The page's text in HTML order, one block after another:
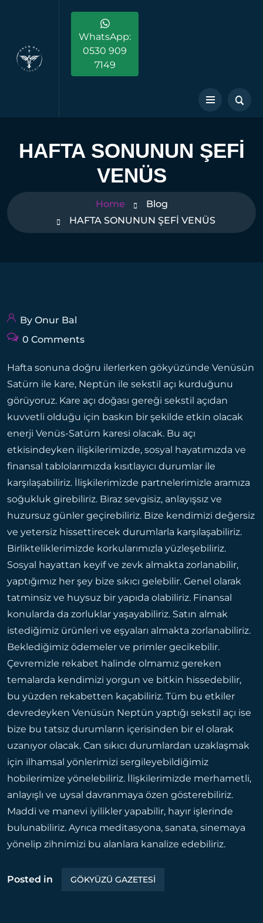
WhatsApp:
0530 909
7149
HAFTA SONUNUN ŞEFİ
VENÜS
Home
Blog
HAFTA SONUNUN ŞEFİ VENÜS
By Onur Bal
0 Comments
Hafta sonuna doğru ilerlerken gökyüzünde Venüsün
Satürn ile kare, Neptün ile sekstil açı kurduğunu
görüyoruz. Kare açı doğası gereği sekstil açıdan
kuvvetli olduğu için baskın bir şekilde etkin olacak
enerji Venüs-Satürn karesi olacak. Bu açı
etkisindeyken ilişkilerimizde, sosyal hayatımızda ve
finansal tablolarımızda kısıtlayıcı durumlar ile
karşılaşabiliriz. İlişkilerimizde partnelerimizle aramıza
soğukluk girebiliriz. Biraz sevgisiz, anlayışsız ve
huzursuz günler geçirebiliriz. Bize kendimizi değersiz
ve yetersiz hissettirecek durumlarla karşılaşabiliriz.
Birlikteliklerimizde korkularımızla yüzleşebiliriz.
Sosyal hayattan keyif ve zevk almakta zorlanabilir,
yaptığımız her şey bize sıkıcı gelebilir. Genel olarak
tatminsiz ve huysuz bir yapıda olabiliriz. Finansal
konularda da zorluklar yaşayabiliriz. Satın almak
istediğimiz ürünleri ve eşyaları almakta zorlanabiliriz.
Beklediğimiz ödemeler ve primler gecikebilir.
Çevremizle rekabet halinde olmamız gereken
temalarda kendimizi yorgun ve bitkin hissedebilir,
bu yüzden rekabetten kaçabiliriz. Tüm bu etkiler
devredeyken Venüsün Neptün yaptığı sekstil açı ise
bize bu tatsız durumların içerisinden bir el olarak
uzanıyor olacak. Can sıkıcı durumlardan uzaklaşmak
için ilhamsal yönlerimizi sergileyebildiğimiz
hobilerimize yönelebiliriz. İlişkilerimizde merhametli,
anlayışlı ve uysal davranmaya özen gösterebiliriz.
Maddi ve manevi iyilikler yapabilir, hayır işlerinde
bulunabiliriz. Ayrıca meditasyona, sanata, sinemaya
yönelip zihnimizi bu alanlara kanalize edebiliriz.
Posted in GÖKYÜZÜ GAZETESİ